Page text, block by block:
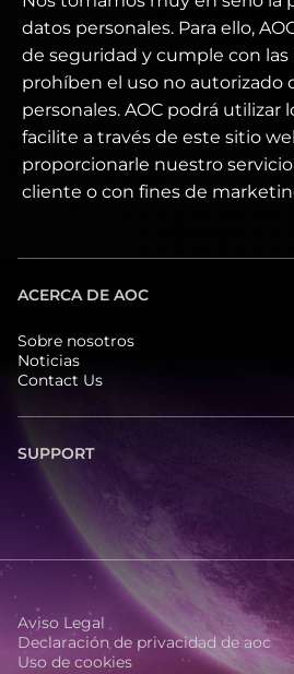
datos personales. Para ello,
de seguridad y cumple con
prohíben el uso no autorizado
personales. AOC podrá utilizar
facilite a través de este sitio
proporcionarle nuestro
cliente o con fines de
ACERCA DE AOC
Sobre nosotros
Noticias
Contact Us
SUPPORT
Aviso Legal
Declaración de privacidad de aoc
Uso de cookies